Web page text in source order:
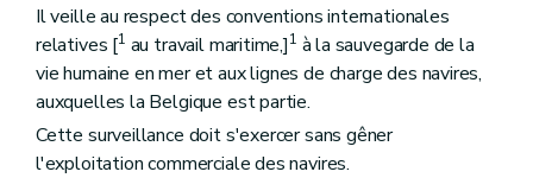
Il veille au respect des conventions internationales
relatives [1 au travail maritime,]1 à la sauvegarde de la
vie humaine en mer et aux lignes de charge des navires,
auxquelles la Belgique est partie.
Cette surveillance doit s'exercer sans gêner
l'exploitation commerciale des navires.